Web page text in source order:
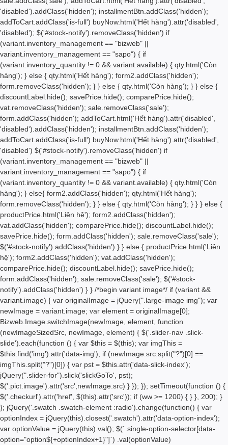
'disabled').addClass('hidden'); installmentBtn.addClass('hidden');
addToCart.addClass('is-full') buyNow.html('Hết hàng').attr('disabled',
'disabled'); $('#stock-notify').removeClass('hidden') if
(variant.inventory_management == "bizweb" ||
variant.inventory_management == "sapo") { if
(variant.inventory_quantity != 0 && variant.available) { qty.html('Còn
hàng'); } else { qty.html('Hết hàng'); form2.addClass('hidden');
form.removeClass('hidden'); } } else { qty.html('Còn hàng'); } } else {
discountLabel.hide(); savePrice.hide(); comparePrice.hide();
vat.removeClass('hidden'); sale.removeClass('sale');
form.addClass('hidden'); addToCart.html('Hết hàng').attr('disabled',
'disabled').addClass('hidden'); installmentBtn.addClass('hidden');
addToCart.addClass('is-full') buyNow.html('Hết hàng').attr('disabled',
'disabled') $('#stock-notify').removeClass('hidden') if
(variant.inventory_management == "bizweb" ||
variant.inventory_management == "sapo") { if
(variant.inventory_quantity != 0 && variant.available) { qty.html('Còn
hàng'); } else{ form2.addClass('hidden'); qty.html('Hết hàng');
form.removeClass('hidden'); } } else { qty.html('Còn hàng'); } } } else {
productPrice.html('Liên hệ'); form2.addClass('hidden');
vat.addClass('hidden'); comparePrice.hide(); discountLabel.hide();
savePrice.hide(); form.addClass('hidden'); sale.removeClass('sale');
$('#stock-notify').addClass('hidden') } } else { productPrice.html('Liên
hệ'); form2.addClass('hidden'); vat.addClass('hidden');
comparePrice.hide(); discountLabel.hide(); savePrice.hide();
form.addClass('hidden'); sale.removeClass('sale'); $('#stock-
notify').addClass('hidden') } } /*begin variant image*/ if (variant &&
variant.image) { var originalImage = jQuery(".large-image img"); var
newImage = variant.image; var element = originalImage[0];
Bizweb.Image.switchImage(newImage, element, function
(newImageSizedSrc, newImage, element) { $('.slider-nav .slick-
slide').each(function () { var $this = $(this); var imgThis =
$this.find('img').attr('data-img'); if (newImage.src.split("?")[0] ==
imgThis.split("?")[0]) { var pst = $this.attr('data-slick-index');
jQuery(".slider-for").slick('slickGoTo', pst);
$('.pict.image').attr('src',newImage.src) } }); }); setTimeout(function () {
$('.checkurl').attr('href', $(this).attr('src')); if (ww >= 1200) { } }, 200); }
}; jQuery('.swatch .swatch-element :radio').change(function() { var
optionIndex = jQuery(this).closest('.swatch').attr('data-option-index');
var optionValue = jQuery(this).val(); $(`.single-option-selector[data-
option="option${+optionIndex+1}"]`) .val(optionValue)